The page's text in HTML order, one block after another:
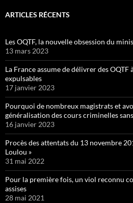
ARTICLES RÉCENTS
Les OQTF, la nouvelle obsession du
13 mars 2023
La France assume de délivrer des OQTF
expulsables
17 janvier 2023
Pourquoi de nombreux magistrats et
généralisation des cours criminelles
16 janvier 2023
Procès des attentats du 13 novembre
Loulou »
31 mai 2022
Pour la première fois, un viol reconnu
assises
28 mai 2021